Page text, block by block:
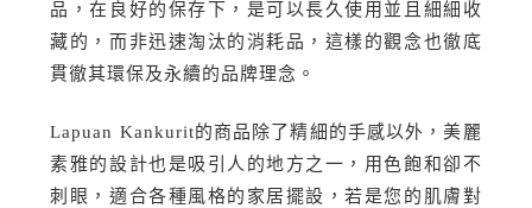
品，在良好的保存下，是可以長久使用並且細細收
藏的，而非迅速淘汰的消耗品，這樣的觀念也徹底
貫徹其環保及永續的品牌理念。
Lapuan Kankurit的商品除了精細的手感以外，美麗
素雅的設計也是吸引人的地方之一，用色飽和卻不
刺眼，適合各種風格的家居擺設，若是您的肌膚對